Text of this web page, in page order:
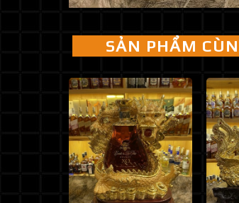
SẢN PHẨM